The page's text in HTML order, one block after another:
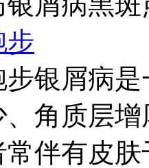
步
银屑病
角质层
常伴有皮